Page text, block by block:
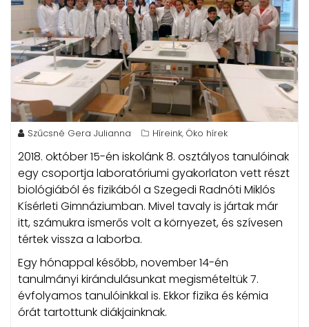
Szűcsné Gera Julianna Híreink, Öko hírek
2018. október 15-én iskolánk 8. osztályos tanulóinak
egy csoportja laboratóriumi gyakorlaton vett részt
biológiából és fizikából a Szegedi Radnóti Miklós
Kísérleti Gimnáziumban. Mivel tavaly is jártak már
itt, számukra ismerős volt a környezet, és szívesen
tértek vissza a laborba.
Egy hónappal később, november 14-én
tanulmányi kirándulásunkat megismételtük 7.
évfolyamos tanulóinkkal is. Ekkor fizika és kémia
órát tartottunk diákjainknak.